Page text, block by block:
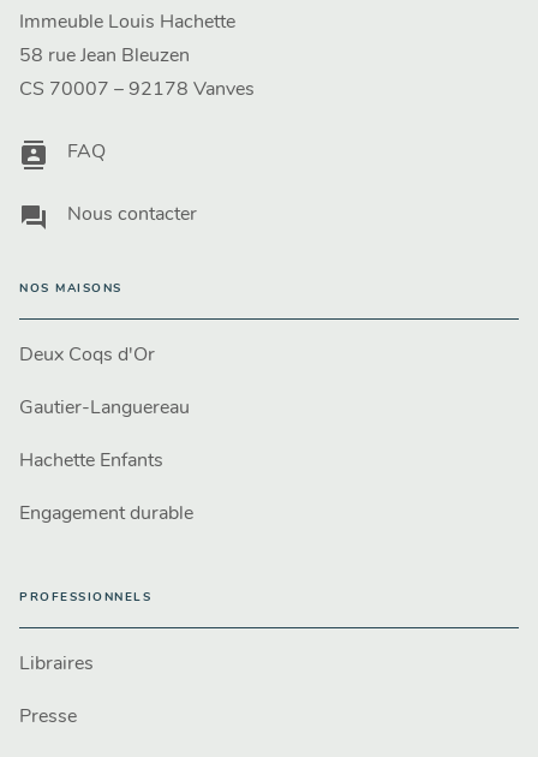
Immeuble Louis Hachette
58 rue Jean Bleuzen
CS 70007 – 92178 Vanves
contacts FAQ
question_answer Nous contacter
NOS MAISONS
Deux Coqs d'Or
Gautier-Languereau
Hachette Enfants
Engagement durable
PROFESSIONNELS
Libraires
Presse